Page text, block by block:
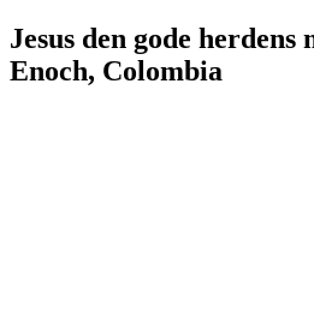
Jesus den gode herdens
Enoch, Colombia